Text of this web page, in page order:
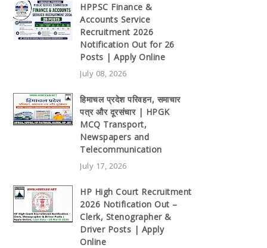
HPPSC Finance &
Accounts Service
Recruitment 2026
Notification Out for 26
Posts | Apply Online
July 08, 2026
हिमाचल प्रदेश परिवहन, समाचार
पत्र और दूरसंचार | HPGK
MCQ Transport,
Newspapers and
Telecommunication
July 17, 2026
HP High Court Recruitment
2026 Notification Out –
Clerk, Stenographer &
Driver Posts | Apply
Online